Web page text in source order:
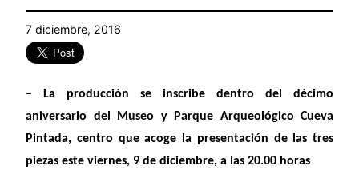
7 diciembre, 2016
– La producción se inscribe dentro del décimo
aniversario del Museo y Parque Arqueológico Cueva
Pintada, centro que acoge la presentación de las tres
piezas este viernes, 9 de diciembre, a las 20.00 horas